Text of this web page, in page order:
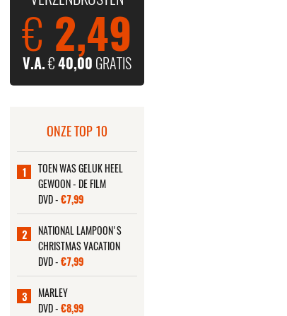
€ 2,49
V.A.€40,00 GRATIS
ONZE TOP 10
1
TOEN WAS GELUK HEEL
GEWOON - DE FILM
DVD -€7,99
2
NATIONAL LAMPOON'S
CHRISTMAS VACATION
DVD -€7,99
3
MARLEY
DVD -€8,99